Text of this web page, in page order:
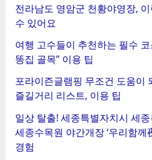
전라남도 영암군 천황야영장,
수 있어요
여행 고수들이 추천하는 필수
똥집 골목” 이용 팁
포라이즌글램핑 무조건 도움이
즐길거리 리스트, 이용 팁
일상 탈출! 세종특별자치시 세
세종수목원 야간개장 ‘우리함
경험